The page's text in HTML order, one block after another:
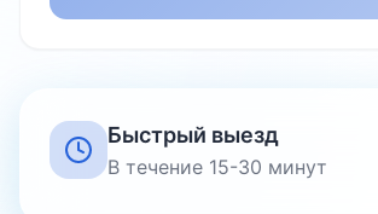
Быстрый выезд
В течение 15-30 минут